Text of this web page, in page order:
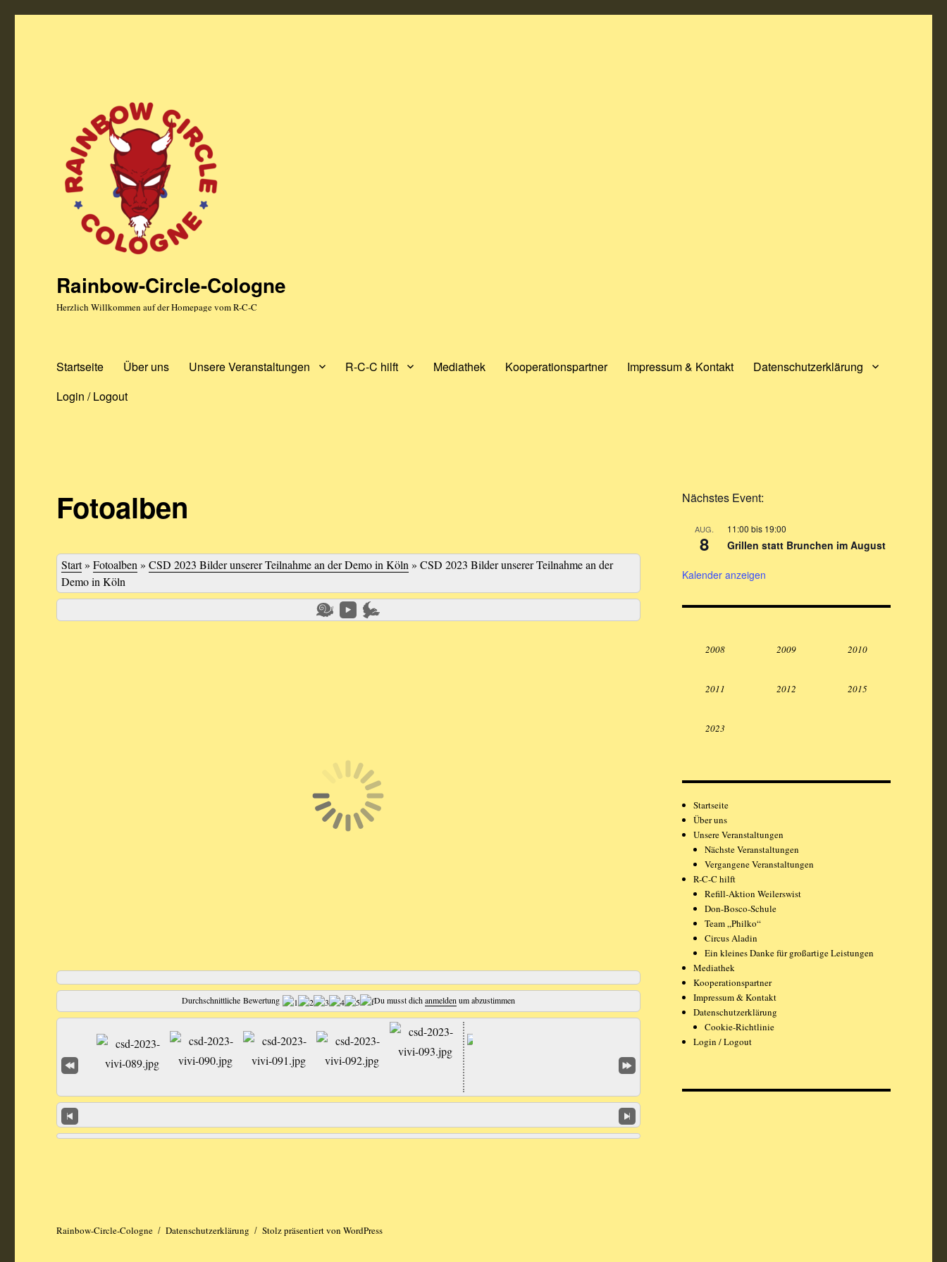
Rainbow-Circle-Cologne
Herzlich Willkommen auf der Homepage vom R-C-C
Startseite Über uns Unsere Veranstaltungen R-C-C hilft Mediathek Kooperationspartner Impressum & Kontakt
Datenschutzerklärung
Login / Logout
Fotoalben
Start»Fotoalben »CSD 2023 Bilder unserer Teilnahme an der Demo in Köln »CSD 2023 Bilder unserer Teilnahme an der
Demo in Köln
Durchschnittliche Bewertung Du musst dichanmelden um abzustimmen
Nächstes Event:
AUG.
8
11:00 bis 19:00
Grillen statt Brunchen im August
Kalender anzeigen
2008 2009 2010
2011 2012 2015
2023
Startseite
Über uns
Unsere Veranstaltungen
Nächste Veranstaltungen
Vergangene Veranstaltungen
R-C-C hilft
Refill-Aktion Weilerswist
Don-Bosco-Schule
Team „Philko“
Circus Aladin
Ein kleines Danke für großartige Leistungen
Mediathek
Kooperationspartner
Impressum & Kontakt
Datenschutzerklärung
Cookie-Richtlinie
Login / Logout
Rainbow-Circle-Cologne Datenschutzerklärung Stolz präsentiert von WordPress